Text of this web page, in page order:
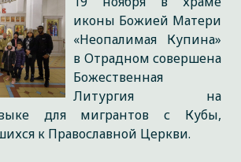
иконы Божией Матери
«Неопалимая Купина»
в Отрадном совершена
Божественная
Литургия на
для мигрантов с Кубы,
к Православной Церкви.